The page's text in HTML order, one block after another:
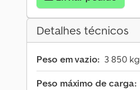
Detalhes técnicos
Peso em vazio: 3 850 kg
Peso máximo de carga: